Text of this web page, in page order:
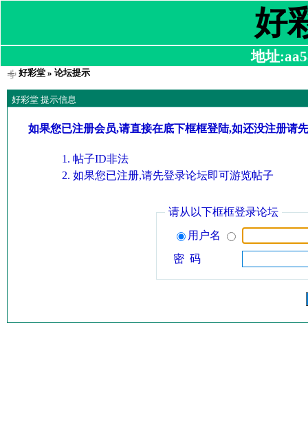
好
地址
好彩堂» 论坛提示
好彩堂 提示信息
如果您已注册会员,请直接在底下框框登陆,如还没注册请
帖子ID非法
如果您已注册,请先登录论坛即可游览帖子
请从以下框框登录论坛
用户名
密 码